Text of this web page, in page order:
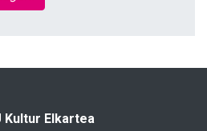
Kultur Elkartea